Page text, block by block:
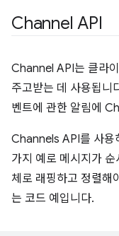
Channel API
Channel API는 클라
주고받는 데 사용됩
벤트에 관한 알림에
Channels API를 사용
가지 예로 메시지가
체로 래핑하고 정렬해
는 코드 예입니다.